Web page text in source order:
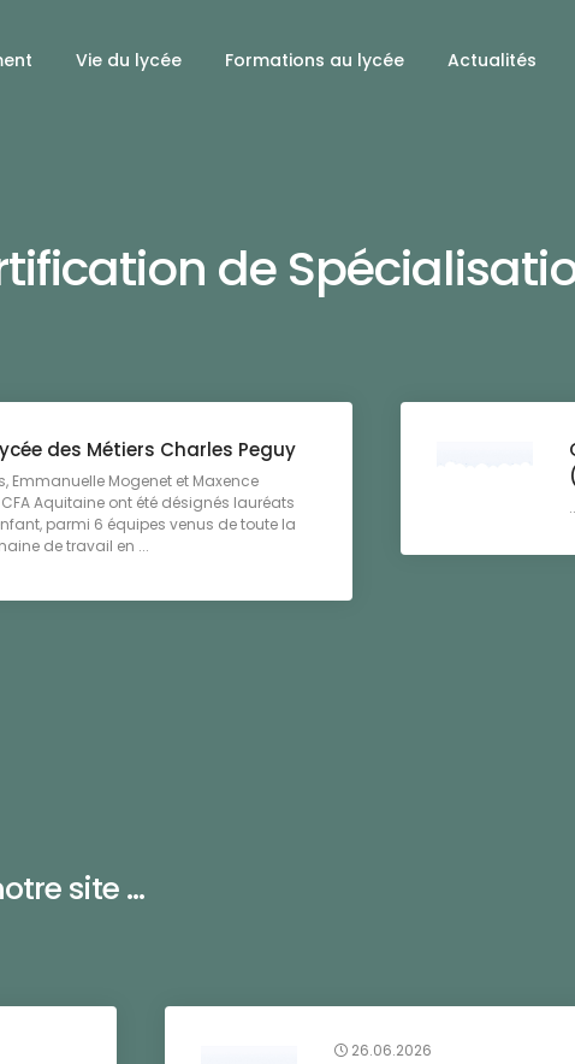
Vie du lycée Formations au lycée Actualités
de
des Métiers Charles Peguy
Emmanuelle Mogenet et Maxence
CFA Aquitaine ont été désignés lauréats
parmi 6 équipes venus de toute la
de travail en ...
site ...
26.06.2026